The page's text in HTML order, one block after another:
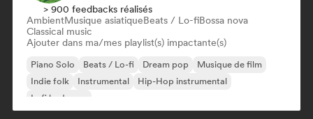
> 900 feedbacks réalisés
AmbientMusique asiatiqueBeats / Lo-fiBossa nova
Classical music
Ajouter dans ma/mes playlist(s) impactante(s)
Piano Solo Beats / Lo-fi Dream pop
Musique de film
Indie folk
Instrumental
Hip-Hop instrumental
Lofi bedroom